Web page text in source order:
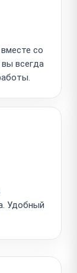
со
всегда
Удобный